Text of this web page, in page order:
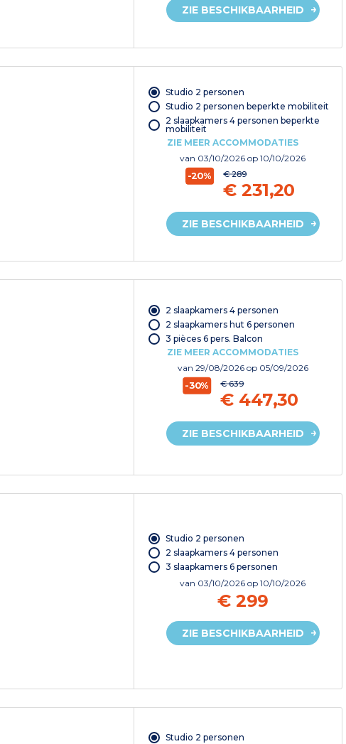
ZIE BESCHIKBAARHEID
Studio 2 personen
Studio 2 personen beperkte mobiliteit
2 slaapkamers 4 personen beperkte
mobiliteit
ZIE MEER ACCOMMODATIES
van 03/10/2026op 10/10/2026
-20% € 289
€ 231,20
ZIE BESCHIKBAARHEID
2 slaapkamers 4 personen
2 slaapkamers hut 6 personen
3 pièces 6 pers. Balcon
ZIE MEER ACCOMMODATIES
van 29/08/2026 op 05/09/2026
-30% € 639
€ 447,30
ZIE BESCHIKBAARHEID
Studio 2 personen
2 slaapkamers 4 personen
3 slaapkamers 6 personen
van 03/10/2026op 10/10/2026
€ 299
ZIE BESCHIKBAARHEID
Studio 2 personen